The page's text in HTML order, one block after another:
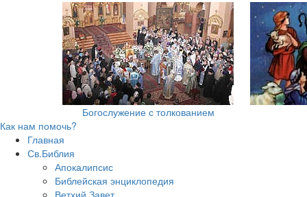
Богослужение с толкованием
Как нам помочь?
Главная
Св.Библия
Апокалипсис
Библейская энциклопедия